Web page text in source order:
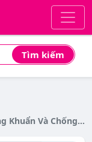
Tìm kiếm
Bụi Mịn Cao Cấp